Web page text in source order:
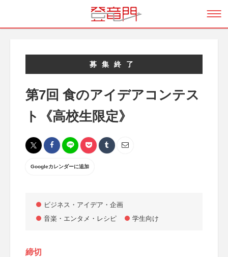
募集終了
第7回 食のアイデアコンテス
ト《高校生限定》
Googleカレンダーに追加
ビジネス・アイデア・企画
音楽・エンタメ・レシピ
学生向け
締切